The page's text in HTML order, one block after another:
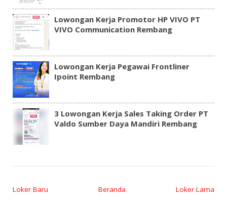
Lowongan Kerja Promotor HP VIVO PT
VIVO Communication Rembang
Lowongan Kerja Pegawai Frontliner
Ipoint Rembang
3 Lowongan Kerja Sales Taking Order PT
Valdo Sumber Daya Mandiri Rembang
Loker Baru Loker Lama
Beranda